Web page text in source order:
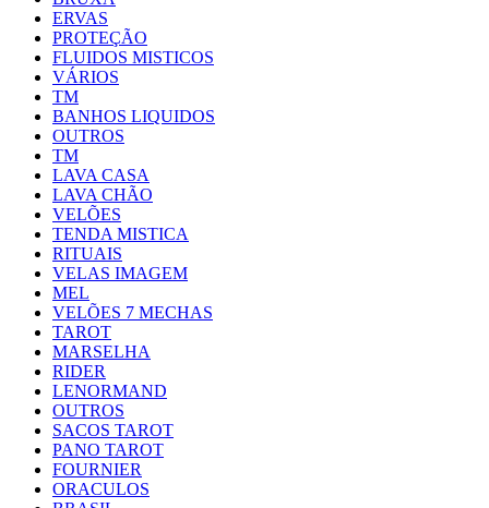
ERVAS
PROTEÇÃO
FLUIDOS MISTICOS
VÁRIOS
TM
BANHOS LIQUIDOS
OUTROS
TM
LAVA CASA
LAVA CHÃO
VELÕES
TENDA MISTICA
RITUAIS
VELAS IMAGEM
MEL
VELÕES 7 MECHAS
TAROT
MARSELHA
RIDER
LENORMAND
OUTROS
SACOS TAROT
PANO TAROT
FOURNIER
ORACULOS